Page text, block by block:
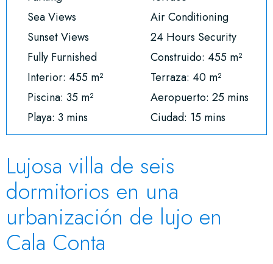
Sea Views
Air Conditioning
Sunset Views
24 Hours Security
Fully Furnished
Construido: 455 m²
Interior: 455 m²
Terraza: 40 m²
Piscina: 35 m²
Aeropuerto: 25 mins
Playa: 3 mins
Ciudad: 15 mins
Lujosa villa de seis
dormitorios en una
urbanización de lujo en
Cala Conta